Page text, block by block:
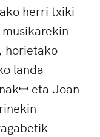
herri txiki
horietako
landa-
eta Joan